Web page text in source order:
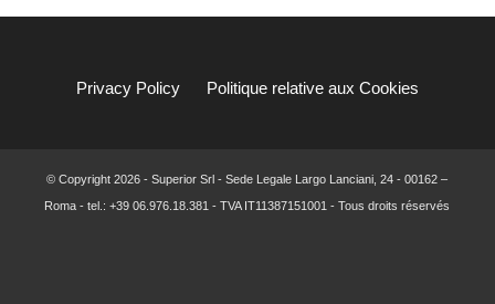
Privacy Policy Politique relative aux Cookies
© Copyright2026 - Superior Srl - Sede Legale Largo Lanciani, 24 - 00162 –
Roma - tel.: +39 06.976.18.381 - TVA IT11387151001 - Tous droits réservés